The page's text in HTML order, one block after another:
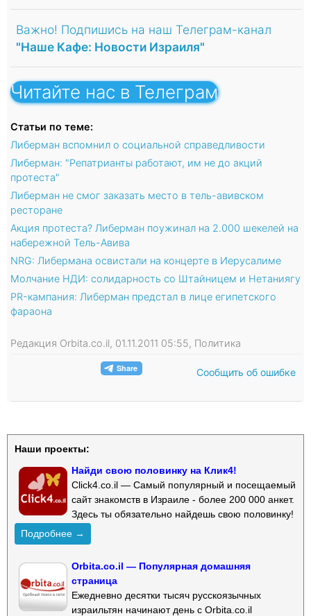
Важно! Подпишись на наш Телеграм-канал
"Наше Кафе: Новости Израиля"
Читайте нас в Телеграм
Статьи по теме:
Либерман вспомнил о социальной справедливости
Либерман: "Репатрианты работают, им не до акций
протеста"
Либерман не смог заказать место в тель-авивском
ресторане
Акция протеста? Либерман поужинал на 2.000 шекелей на
набережной Тель-Авива
NRG: Либермана освистали на концерте в Иерусалиме
Молчание НДИ: солидарность со Штайницем и Нетаниягу
PR-кампания: Либерман предстал в лице египетского
фараона
Редакция Orbita.co.il, 01.11.2011 05:55, Политика
Сообщить об ошибке
Наши проекты:
Найди свою половинку на Клик4!
Click4.co.il — Самый популярный и посещаемый
сайт знакомств в Израиле - более 200 000 анкет.
Здесь ты обязательно найдешь свою половинку!
Подробнее →
Orbita.co.il — Популярная домашняя
страница
Ежедневно десятки тысяч русскоязычных
израильтян начинают день с Orbita.co.il